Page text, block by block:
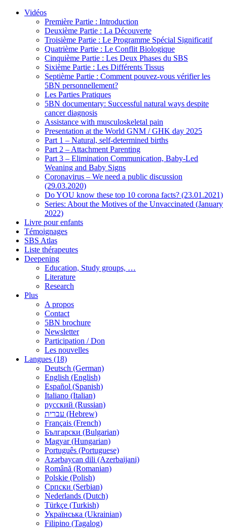
Vidéos
Première Partie : Introduction
Deuxième Partie : La Découverte
Troisième Partie : Le Programme Spécial Significatif
Quatrième Partie : Le Conflit Biologique
Cinquième Partie : Les Deux Phases du SBS
Sixième Partie : Les Différents Tissus
Septième Partie : Comment pouvez-vous vérifier les
5BN personnellement?
Les Parties Pratiques
5BN documentary: Successful natural ways despite
cancer diagnosis
Assistance with musculoskeletal pain
Presentation at the World GNM / GHK day 2025
Part 1 – Natural, self-determined births
Part 2 – Attachment Parenting
Part 3 – Elimination Communication, Baby-Led
Weaning and Baby Signs
Coronavirus – We need a public discussion
(29.03.2020)
Do YOU know these top 10 corona facts? (23.01.2021)
Series: About the Motives of the Unvaccinated (January
2022)
Livre pour enfants
Témoignages
SBS Atlas
Liste thérapeutes
Deepening
Education, Study groups, …
Literature
Research
Plus
A propos
Contact
5BN brochure
Newsletter
Participation / Don
Les nouvelles
Langues (18)
Deutsch (German)
English (English)
Español (Spanish)
Italiano (Italian)
русский (Russian)
עברית (Hebrew)
Français (French)
Български (Bulgarian)
Magyar (Hungarian)
Português (Portuguese)
Azərbaycan dili (Azerbaijani)
Română (Romanian)
Polskie (Polish)
Српски (Serbian)
Nederlands (Dutch)
Türkçe (Turkish)
Українська (Ukrainian)
Filipino (Tagalog)